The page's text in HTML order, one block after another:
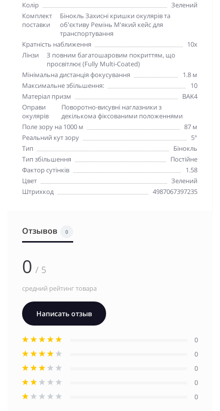
Колір
Зелений
Комплект
поставки
Бінокль Захисні кришки окулярів та
об'єктиву Ремінь М'який кейс для
транспортування
Кратність наближення
10х
Лінзи
З повним багатошаровим покриттям, що
просвітлює (Fully Multi-Coated)
Мінімальна дистанція фокусування
1.8 м
Максимальне збільшення:
10
Матеріал призм
BAK4
Оправи
окулярів
Поворотно-висувні наглазники з
декількома фіксованими положеннями
Поле зору на 1000 м
87 м
Реальний кут зору
5°
Тип
Бінокль
Тип збільшення
Постійне
Фактор сутінків
1.58
Цвет
Зелений
Штрихкод
4987067397235
Отзывов 0
0 / 5
средний рейтинг товара
Написать отзыв
0
0
0
0
0